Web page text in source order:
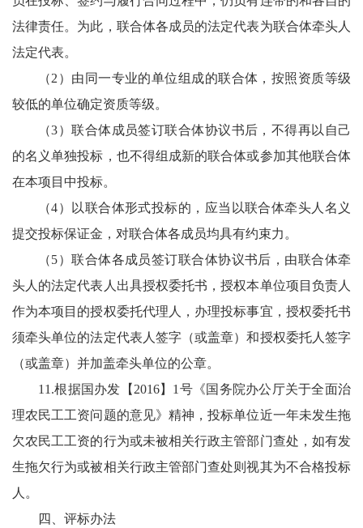
法律责任。为此，联合体各成员的法定代表为联合体牵头人
法定代表。
（2）由同一专业的单位组成的联合体，按照资质等级
较低的单位确定资质等级。
（3）联合体成员签订联合体协议书后，不得再以自己
的名义单独投标，也不得组成新的联合体或参加其他联合体
在本项目中投标。
（4）以联合体形式投标的，应当以联合体牵头人名义
提交投标保证金，对联合体各成员均具有约束力。
（5）联合体各成员签订联合体协议书后，由联合体牵
头人的法定代表人出具授权委托书，授权本单位项目负责人
作为本项目的授权委托代理人，办理投标事宜，授权委托书
须牵头单位的法定代表人签字（或盖章）和授权委托人签字
（或盖章）并加盖牵头单位的公章。
11.根据国办发【2016】1号《国务院办公厅关于全面治
理农民工工资问题的意见》精神，投标单位近一年未发生拖
欠农民工工资的行为或未被相关行政主管部门查处，如有发
生拖欠行为或被相关行政主管部门查处则视其为不合格投标
人。
四、评标办法